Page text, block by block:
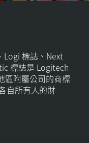
標誌、Next
標誌是 Logitech
區附屬公司的商標
自所有人的財